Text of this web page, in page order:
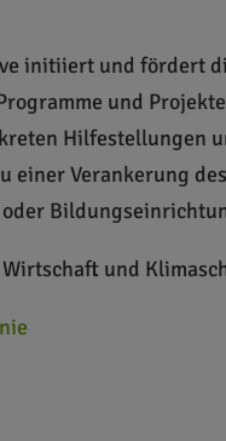
initiiert und fördert
und
Hilfestellungen
Verankerung
und